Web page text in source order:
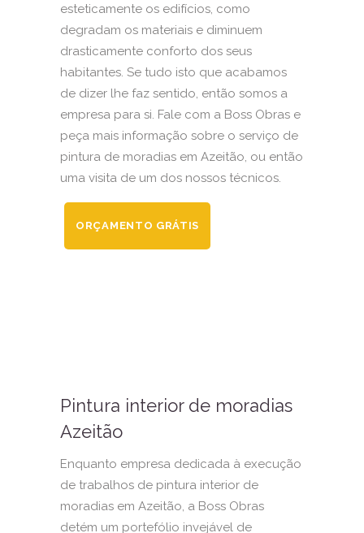
esteticamente os edifícios, como
degradam os materiais e diminuem
drasticamente conforto dos seus
habitantes. Se tudo isto que acabamos
de dizer lhe faz sentido, então somos a
empresa para si. Fale com a Boss Obras e
peça mais informação sobre o serviço de
pintura de moradias em Azeitão, ou então
uma visita de um dos nossos técnicos.
ORÇAMENTO GRÁTIS
Pintura interior de moradias
Azeitão
Enquanto empresa dedicada à execução
de trabalhos de pintura interior de
moradias em Azeitão, a Boss Obras
detém um portefólio invejável de